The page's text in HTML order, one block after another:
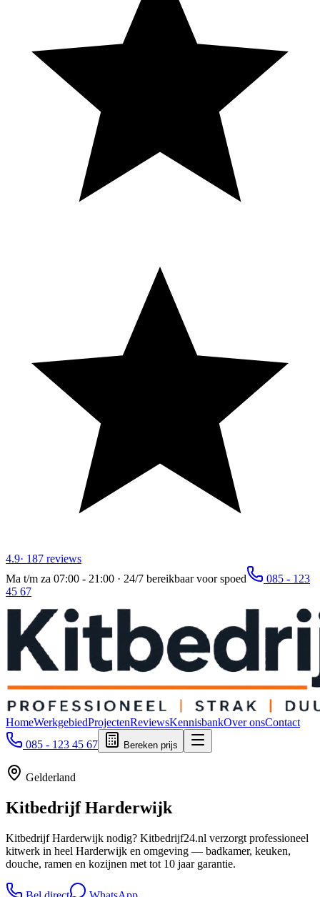
4.9· 187 reviews
Ma t/m za 07:00 - 21:00 · 24/7 bereikbaar voor spoed
085 - 123
45 67
HomeWerkgebiedProjectenReviewsKennisbankOver onsContact
085 - 123 45 67
Bereken prijs
Gelderland
KitbedrijfHarderwijk
Kitbedrijf Harderwijk nodig? Kitbedrijf24.nl verzorgt professioneel
kitwerk in heel Harderwijk en omgeving — badkamer, keuken,
douche, ramen en kozijnen met tot 10 jaar garantie.